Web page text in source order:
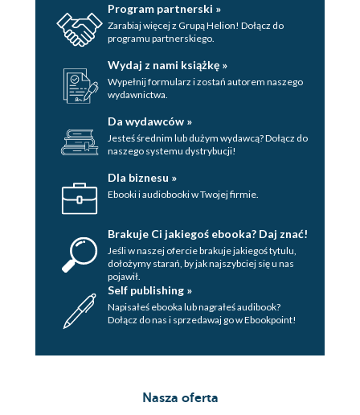
Program partnerski »
Zarabiaj więcej z Grupą Helion! Dołącz do
programu partnerskiego.
Wydaj z nami książkę »
Wypełnij formularz i zostań autorem naszego
wydawnictwa.
Da wydawców »
Jesteś średnim lub dużym wydawcą? Dołącz do
naszego systemu dystrybucji!
Dla biznesu »
Ebooki i audiobooki w Twojej firmie.
Brakuje Ci jakiegoś ebooka? Daj znać!
Jeśli w naszej ofercie brakuje jakiegoś tytulu,
dołożymy starań, by jak najszybciej się u nas
pojawił.
Self publishing »
Napisałeś ebooka lub nagrałeś audibook?
Dołącz do nas i sprzedawaj go w Ebookpoint!
Nasza oferta